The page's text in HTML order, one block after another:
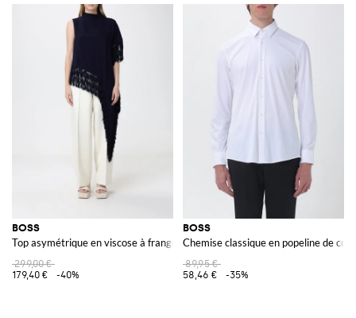
BOSS
Top asymétrique en viscose à franges
299,00 €
179,40 €
-40%
BOSS
Chemise classique en popeline de
89,95 €
58,46 €
-35%